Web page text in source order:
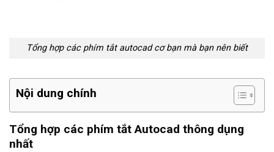
Tổng hợp các phím tắt autocad cơ bạn mà bạn nên biết
Nội dung chính
Tổng hợp các phím tắt Autocad thông dụng
nhất